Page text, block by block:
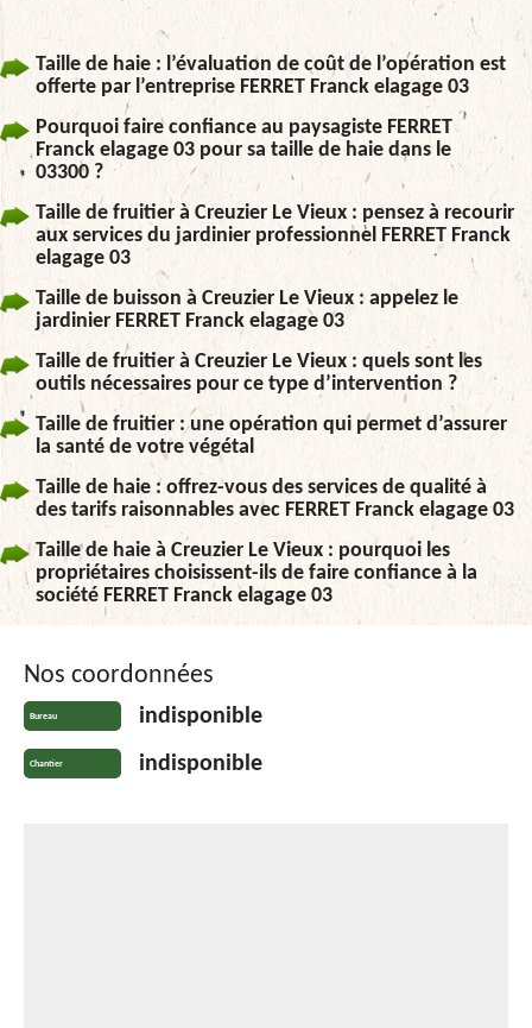
Taille de haie : l’évaluation de coût de l’opération est
offerte par l’entreprise FERRET Franck elagage 03
Pourquoi faire confiance au paysagiste FERRET
Franck elagage 03 pour sa taille de haie dans le
03300 ?
Taille de fruitier à Creuzier Le Vieux : pensez à recourir
aux services du jardinier professionnel FERRET Franck
elagage 03
Taille de buisson à Creuzier Le Vieux : appelez le
jardinier FERRET Franck elagage 03
Taille de fruitier à Creuzier Le Vieux : quels sont les
outils nécessaires pour ce type d’intervention ?
Taille de fruitier : une opération qui permet d’assurer
la santé de votre végétal
Taille de haie : offrez-vous des services de qualité à
des tarifs raisonnables avec FERRET Franck elagage 03
Taille de haie à Creuzier Le Vieux : pourquoi les
propriétaires choisissent-ils de faire confiance à la
société FERRET Franck elagage 03
Nos coordonnées
Bureau indisponible
Chantier indisponible